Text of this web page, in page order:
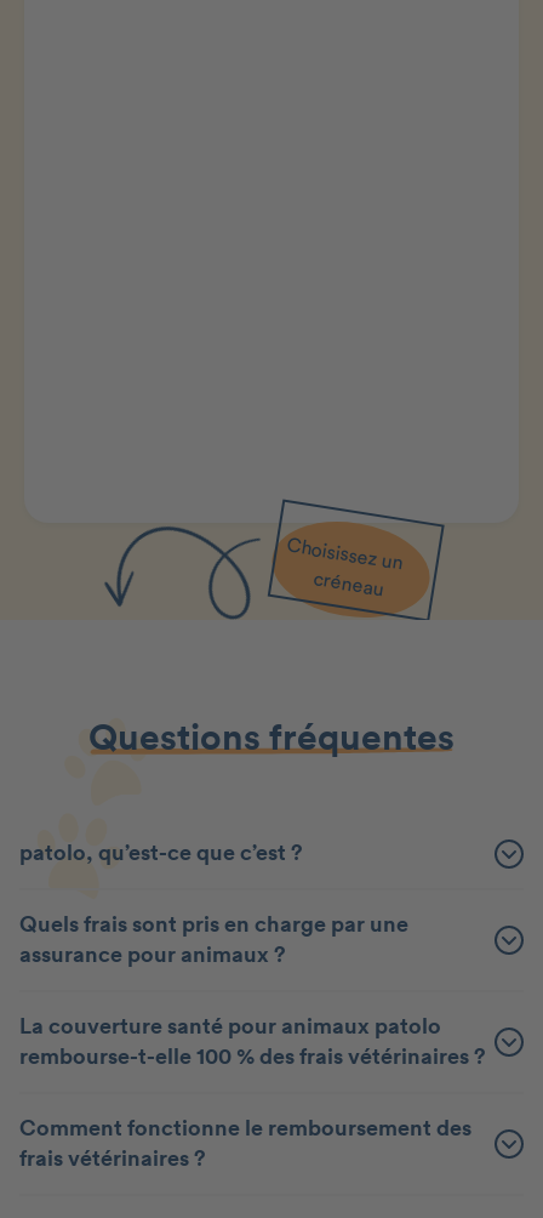
Choisissez un
créneau
Questions fréquentes
patolo, qu’est-ce que c’est ?
Quels frais sont pris en charge par une
assurance pour animaux ?
La couverture santé pour animaux patolo
rembourse-t-elle 100 % des frais vétérinaires ?
Comment fonctionne le remboursement des
frais vétérinaires ?